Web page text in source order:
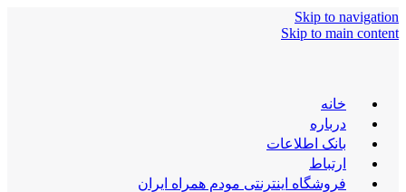
Skip to navigation
Skip to main content
خانه
درباره
بانک اطلاعات
ارتباط
فروشگاه اینترنتی مودم همراه ایران